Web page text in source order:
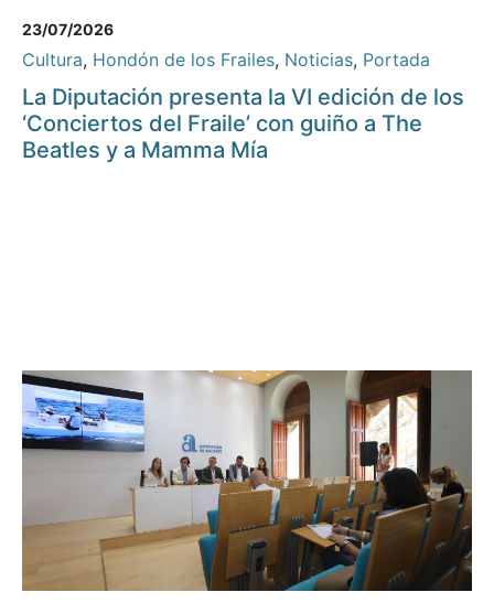
23/07/2026
Cultura, Hondón de los Frailes, Noticias, Portada
La Diputación presenta la VI edición de los
‘Conciertos del Fraile’ con guiño a The
Beatles y a Mamma Mía